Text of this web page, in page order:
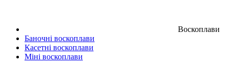
Воскоплави
Баночні воскоплави
Касетні воскоплави
Міні воскоплави